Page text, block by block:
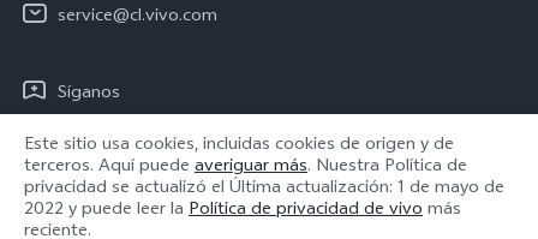
service@cl.vivo.com
Síganos
Chile | Seleccione país/región
Este sitio usa cookies, incluidas cookies de origen y de
terceros. Aquí puede averiguar más. Nuestra Política de
privacidad se actualizó el Última actualización: 1 de mayo de
2022 y puede leer la Política de privacidad de vivo más
reciente.